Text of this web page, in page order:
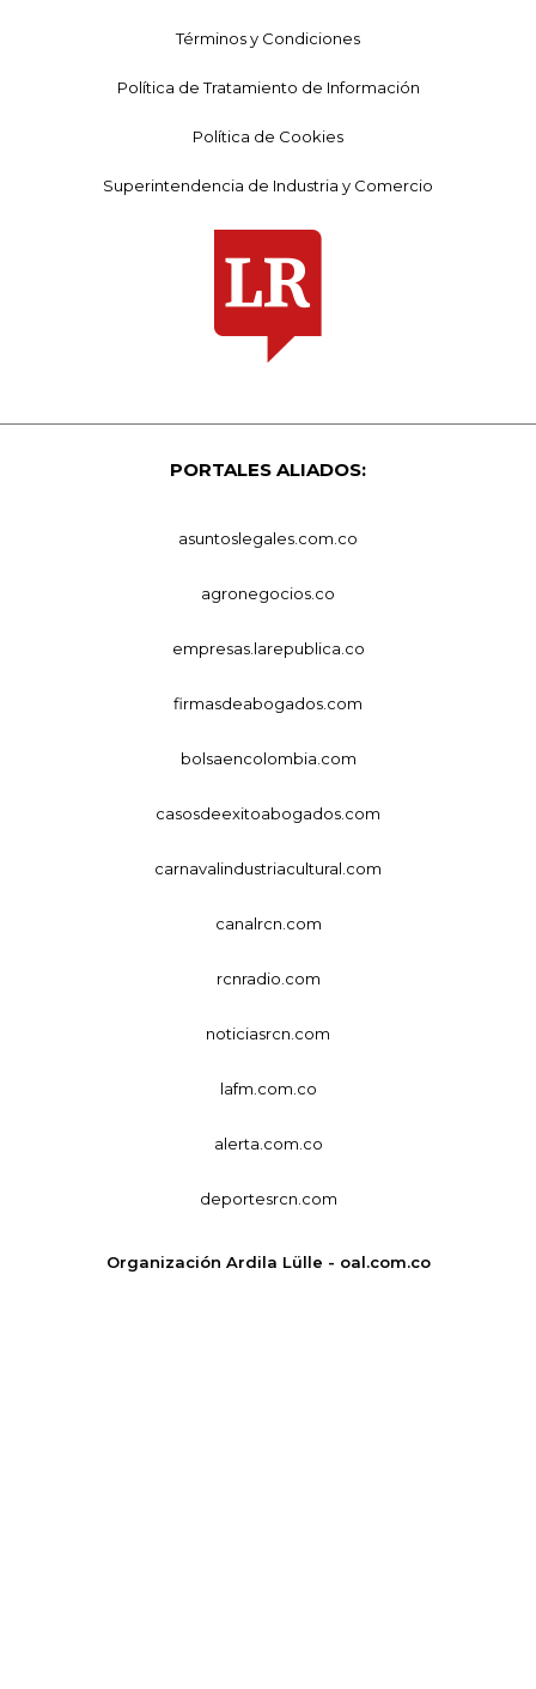
Términos y Condiciones
Política de Tratamiento de Información
Política de Cookies
Superintendencia de Industria y Comercio
PORTALES ALIADOS:
asuntoslegales.com.co
agronegocios.co
empresas.larepublica.co
firmasdeabogados.com
bolsaencolombia.com
casosdeexitoabogados.com
carnavalindustriacultural.com
canalrcn.com
rcnradio.com
noticiasrcn.com
lafm.com.co
alerta.com.co
deportesrcn.com
Organización Ardila Lülle - oal.com.co